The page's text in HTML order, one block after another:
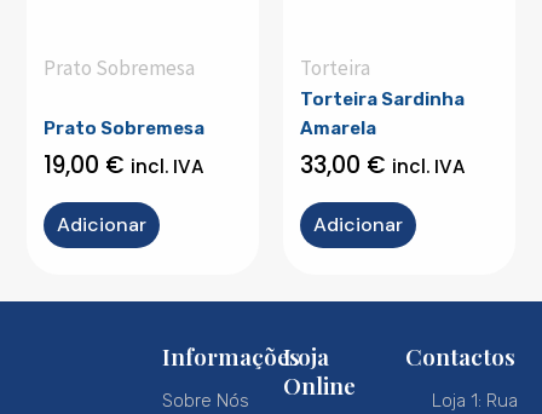
Prato Sobremesa
Prato Sobremesa
19,00 € incl. IVA
Adicionar
Torteira
Torteira Sardinha
Amarela
33,00 € incl. IVA
Adicionar
Informações
Sobre Nós
Loja
Online
Contactos
Loja 1: Rua